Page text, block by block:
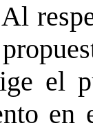
el